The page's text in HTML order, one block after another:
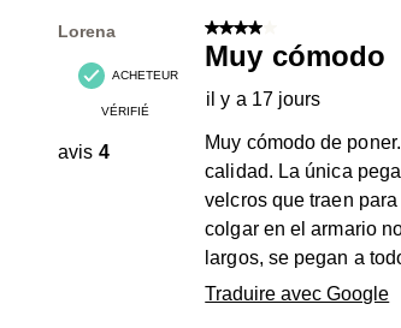
avis.
Lorena
ACHETEUR
VÉRIFIÉ
avis 4
4 sur 5 étoiles.
Muy cómodo
il y a 17 jours
Muy cómodo de
calidad. La única
velcros que traen para
colgar en el armario
largos, se pegan a
Traduire avec Google